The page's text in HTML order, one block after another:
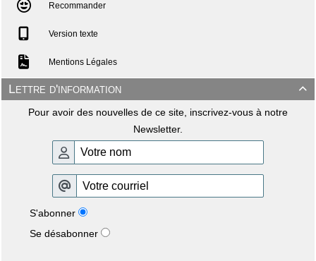
Recommander
Version texte
Mentions Légales

Lettre d'information
Pour avoir des nouvelles de ce site, inscrivez-vous à notre
Newsletter.
S'abonner
Se désabonner